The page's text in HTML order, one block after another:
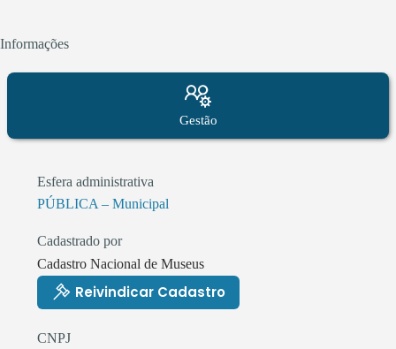
Informações
Gestão
Esfera administrativa
PÚBLICA – Municipal
Cadastrado por
Cadastro Nacional de Museus
Reivindicar Cadastro
CNPJ